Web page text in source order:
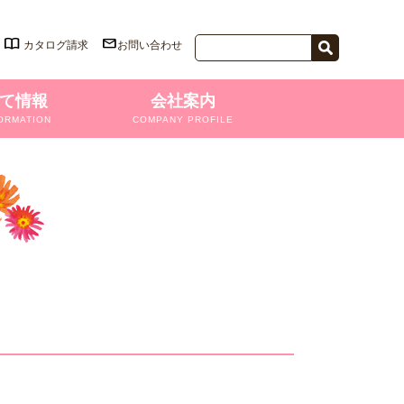
カタログ請求 お問い合わせ
情報 会社案内
COMPANY PROFILE